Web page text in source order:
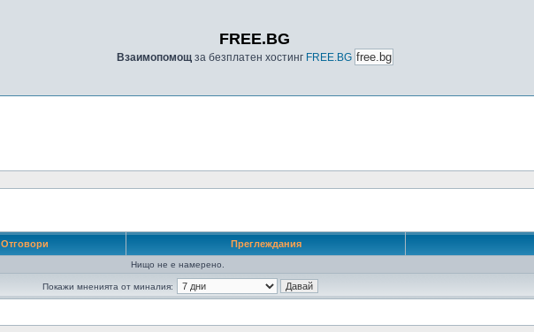
FREE.BG
Взаимопомощза безплатен хостинг FREE.BG
Отговори Преглеждания
Нищо не е намерено.
Покажи мненията от миналия: